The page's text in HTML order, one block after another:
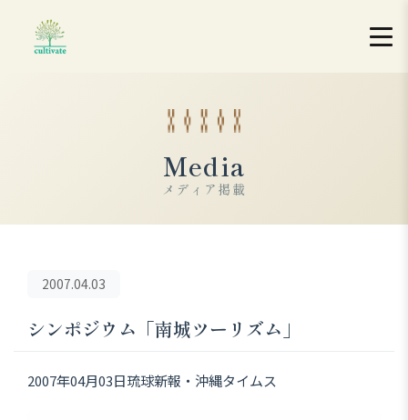
Media
メディア掲載
2007.04.03
シンポジウム「南城ツーリズム」
2007年04月03日琉球新報・沖縄タイムス